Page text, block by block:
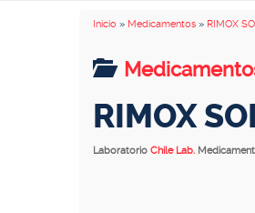
Inicio » Medicamentos » RIMOX
RIMOX
Laboratorio Chile Lab.